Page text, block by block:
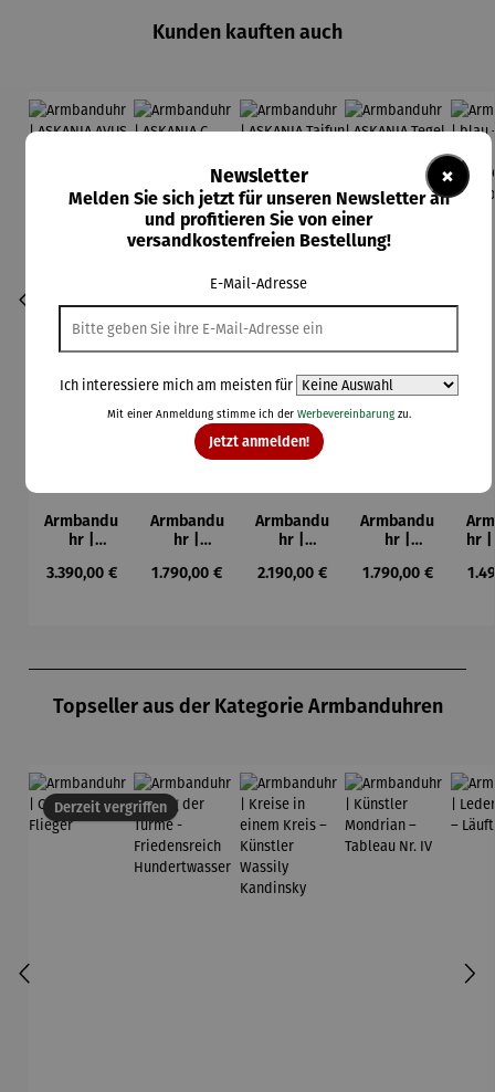
Kunden kauften auch
Armbandu
hr |
AVUS
Regulärer Preis:
3.390,00 €
Armbandu
hr |
C.
Regulärer Preis:
1.790,00 €
Armbandu
hr |
Taifun
Regulärer Preis:
2.190,00 €
Armbandu
hr |
Tegel
Regulärer Preis:
1.790,00 €
hr
Topseller aus der Kategorie Armbanduhren
Derzeit vergriffen
×
Newsletter
Melden Sie sich jetzt für unseren Newsletter an
und profitieren Sie von einer
versandkostenfreien Bestellung!
E-Mail-Adresse
Ich interessiere mich am meisten für
Mit einer Anmeldung stimme ich der Werbevereinbarungzu.
Jetzt anmelden!